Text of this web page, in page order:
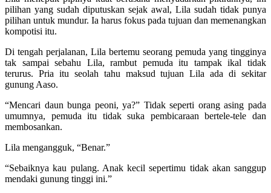
pilihan yang sudah diputuskan sejak awal, Lila sudah tidak punya
pilihan untuk mundur. Ia harus fokus pada tujuan dan memenangkan
kompotisi itu.
Di tengah perjalanan, Lila bertemu seorang pemuda yang tingginya
tak sampai sebahu Lila, rambut pemuda itu tampak ikal tidak
terurus. Pria itu seolah tahu maksud tujuan Lila ada di sekitar
gunung Aaso.
“Mencari daun bunga peoni, ya?” Tidak seperti orang asing pada
umumnya, pemuda itu tidak suka pembicaraan bertele-tele dan
membosankan.
Lila mengangguk, “Benar.”
“Sebaiknya kau pulang. Anak kecil sepertimu tidak akan sanggup
mendaki gunung tinggi ini.”